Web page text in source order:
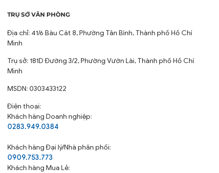
TRỤ SỞ VĂN PHÒNG
Địa chỉ: 41/6 Bàu Cát 8, Phường Tân Bình, Thành phố Hồ Chí
Minh
Trụ sở: 181D Đường 3/2, Phường Vườn Lài, Thành phố Hồ Chí
Minh
MSDN: 0303433122
Điện thoại:
Khách hàng Doanh nghiệp:
0283.949.0384
Khách hàngĐại lý/Nhà phân phối:
0909.753.773
Khách hàng Mua Lẻ: